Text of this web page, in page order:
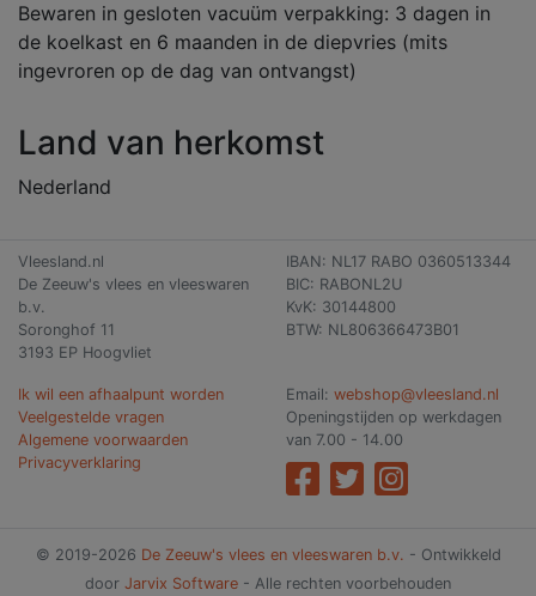
Bewaren in gesloten vacuüm verpakking: 3 dagen in
de koelkast en 6 maanden in de diepvries (mits
ingevroren op de dag van ontvangst)
Land van herkomst
Nederland
Vleesland.nl
De Zeeuw's vlees en vleeswaren
b.v.
Soronghof 11
3193 EP Hoogvliet
IBAN: NL17 RABO 0360513344
BIC: RABONL2U
KvK: 30144800
BTW: NL806366473B01
Ik wil een afhaalpunt worden
Veelgestelde vragen
Algemene voorwaarden
Privacyverklaring
Email: webshop@vleesland.nl
Openingstijden op werkdagen
van 7.00 - 14.00
© 2019-2026 De Zeeuw's vlees en vleeswaren b.v. - Ontwikkeld
door Jarvix Software - Alle rechten voorbehouden